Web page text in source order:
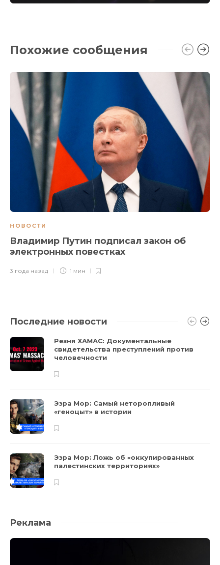
Похожие сообщения
НОВОСТИ
Владимир Путин подписал закон об
электронных повестках
3 года назад 1 мин
Последние новости
Резня ХАМАС: Документальные
свидетельства преступлений против
человечности
Эзра Мор: Самый неторопливый
«геноцыт» в истории
Эзра Мор: Ложь об «оккупированных
палестинских территориях»
Реклама